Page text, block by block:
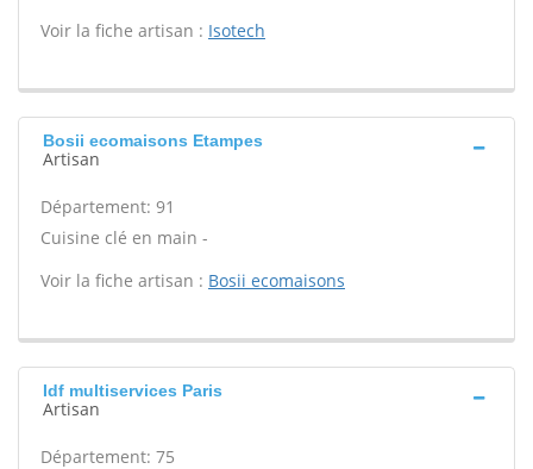
Voir la fiche artisan : Isotech
Bosii ecomaisons Etampes
Artisan
Département: 91
Cuisine clé en main -
Voir la fiche artisan : Bosii ecomaisons
Idf multiservices Paris
Artisan
Département: 75